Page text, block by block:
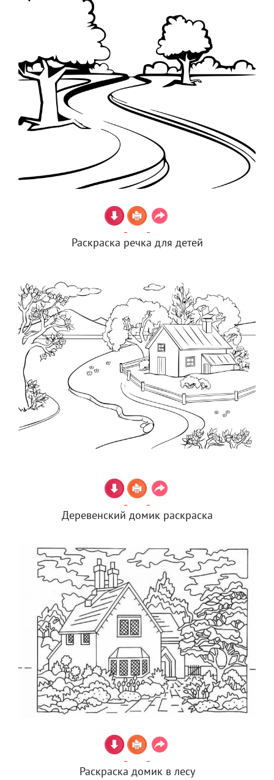
Раскраска речка для детей
Деревенский домик раскраска
Раскраска домик в лесу